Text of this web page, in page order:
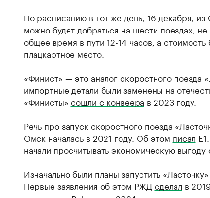
По расписанию в тот же день, 16 декабря, из
можно будет добраться на шести поездах,
общее время в пути 12-14 часов, а
плацкартное место.
«Финист» — это аналог скоростного поезда
импортные детали были заменены на
«Финисты» сошли с конвеера в 2023 году.
Речь про запуск скоростного поезда
Омск началась в 2021 году. Об этом писал
начали просчитывать экономическую выгоду
Изначально были планы запустить
Первые заявления об этом РЖД сделал в